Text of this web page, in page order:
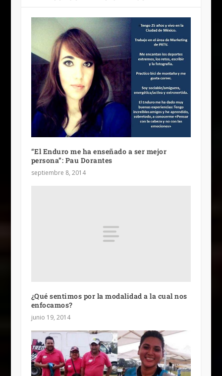
“El Enduro me ha enseñado a ser mejor
persona”: Pau Dorantes
septiembre 8, 2014
¿Qué sentimos por la modalidad a la cual nos
enfocamos?
junio 19, 2014